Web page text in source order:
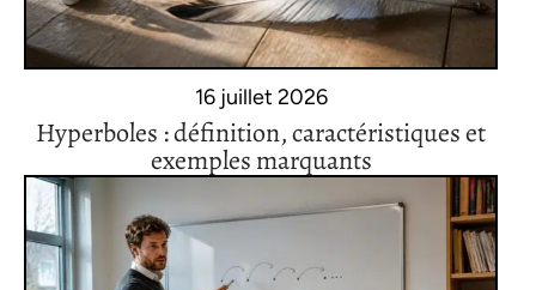
16 juillet 2026
Hyperboles : définition, caractéristiques et
exemples marquants